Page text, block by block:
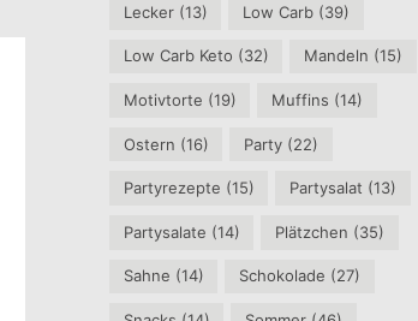
Lecker(13) Low Carb (39)
Low Carb Keto (32) Mandeln (15)
Motivtorte (19) Muffins (14)
Ostern (16) Party (22)
Partyrezepte (15) Partysalat (13)
Partysalate (14) Plätzchen (35)
Sahne (14) Schokolade (27)